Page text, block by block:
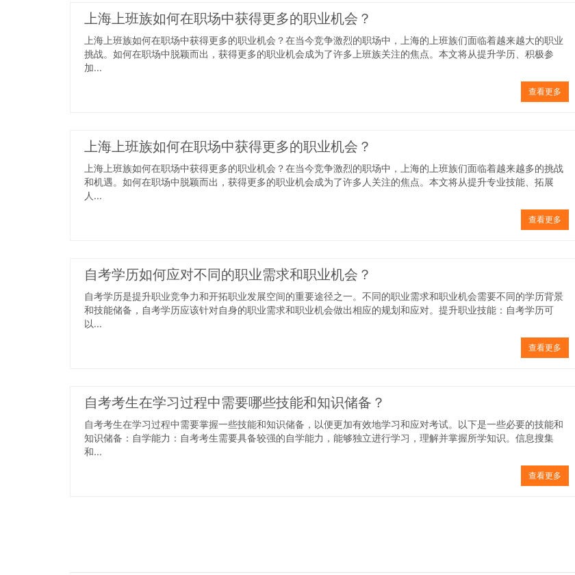
上海上班族如何在职场中获得更多的职业机会？
上海上班族如何在职场中获得更多的职业机会？在当今竞争激烈的职场中，上海的上班族们面临着越来越大的职业
挑战。如何在职场中脱颖而出，获得更多的职业机会成为了许多上班族关注的焦点。本文将从提升学历、积极参
加...
查看更多
上海上班族如何在职场中获得更多的职业机会？
上海上班族如何在职场中获得更多的职业机会？在当今竞争激烈的职场中，上海的上班族们面临着越来越多的挑战
和机遇。如何在职场中脱颖而出，获得更多的职业机会成为了许多人关注的焦点。本文将从提升专业技能、拓展
人...
查看更多
自考学历如何应对不同的职业需求和职业机会？
自考学历是提升职业竞争力和开拓职业发展空间的重要途径之一。不同的职业需求和职业机会需要不同的学历背景
和技能储备，自考学历应该针对自身的职业需求和职业机会做出相应的规划和应对。提升职业技能：自考学历可
以...
查看更多
自考考生在学习过程中需要哪些技能和知识储备？
自考考生在学习过程中需要掌握一些技能和知识储备，以便更加有效地学习和应对考试。以下是一些必要的技能和
知识储备：自学能力：自考考生需要具备较强的自学能力，能够独立进行学习，理解并掌握所学知识。信息搜集
和...
查看更多